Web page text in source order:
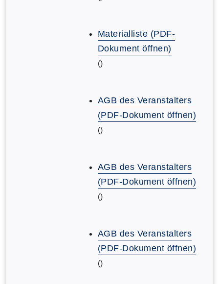
Materialliste (PDF-
Dokument öffnen)
()
AGB des Veranstalters
(PDF-Dokument öffnen)
()
AGB des Veranstalters
(PDF-Dokument öffnen)
()
AGB des Veranstalters
(PDF-Dokument öffnen)
()